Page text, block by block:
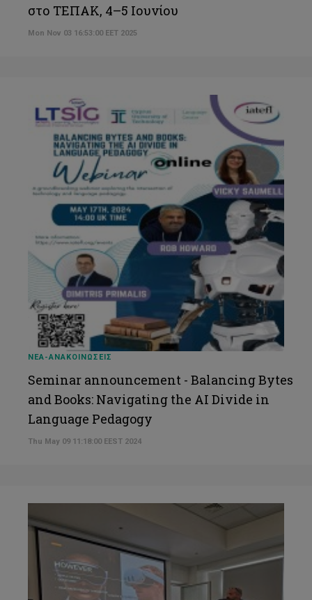
στο ΤΕΠΑΚ, 4–5 Ιουνίου
Mon Nov 03 16:53:00 EET 2025
ΝΕΑ-ΑΝΑΚΟΙΝΩΣΕΙΣ
Seminar announcement - Balancing Bytes
and Books: Navigating the AI Divide in
Language Pedagogy
Thu May 09 11:18:00 EEST 2024